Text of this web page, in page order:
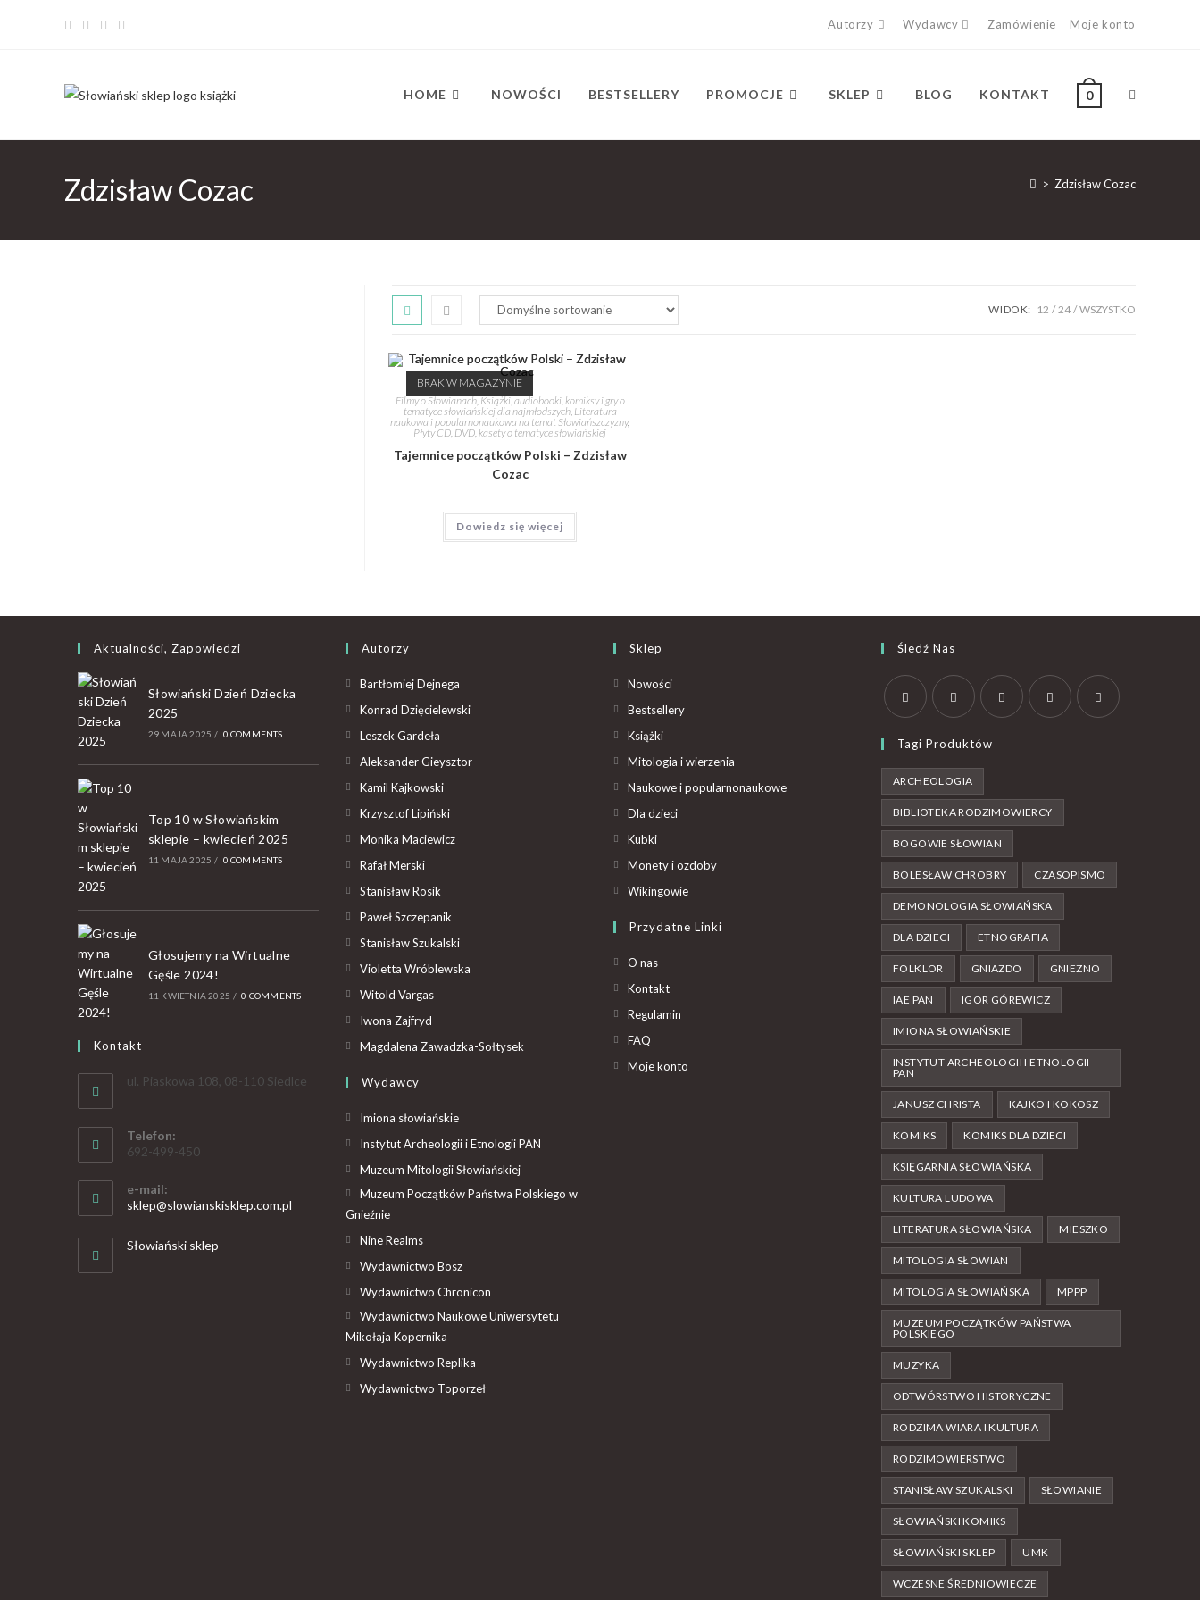
Autorzy Wydawcy Zamówienie Moje konto
HOME NOWOŚCI BESTSELLERY PROMOCJE SKLEP BLOG KONTAKT 0
Zdzisław Cozac > Zdzisław Cozac
WIDOK: 12 24 WSZYSTKO
BRAK W MAGAZYNIE
Filmy o Słowianach, Książki, audiobooki, komiksy i gry o
tematyce słowiańskiej dla najmłodszych, Literatura
naukowa i popularnonaukowa na temat Słowiańszczyzny,
Płyty CD, DVD, kasety o tematyce słowiańskiej
Tajemnice początków Polski – Zdzisław
Cozac
Dowiedz się więcej
Aktualności, Zapowiedzi
Słowiański Dzień Dziecka
2025
29 MAJA 2025 / 0 COMMENTS
Top 10 w Słowiańskim
sklepie – kwiecień 2025
11 MAJA 2025 / 0 COMMENTS
Głosujemy na Wirtualne
Gęśle 2024!
11 KWIETNIA 2025 / 0 COMMENTS
Kontakt
ul. Piaskowa 108, 08-110 Siedlce
Telefon:
692-499-450
e-mail:
sklep@slowianskisklep.com.pl
Słowiański sklep
Autorzy
Bartłomiej Dejnega
Konrad Dzięcielewski
Leszek Gardeła
Aleksander Gieysztor
Kamil Kajkowski
Krzysztof Lipiński
Monika Maciewicz
Rafał Merski
Stanisław Rosik
Paweł Szczepanik
Stanisław Szukalski
Violetta Wróblewska
Witold Vargas
Iwona Zajfryd
Magdalena Zawadzka-Sołtysek
Wydawcy
Imiona słowiańskie
Instytut Archeologii i Etnologii PAN
Muzeum Mitologii Słowiańskiej
Muzeum Początków Państwa Polskiego w
Gnieźnie
Nine Realms
Wydawnictwo Bosz
Wydawnictwo Chronicon
Wydawnictwo Naukowe Uniwersytetu
Mikołaja Kopernika
Wydawnictwo Replika
Wydawnictwo Toporzeł
Sklep
Nowości
Bestsellery
Książki
Mitologia i wierzenia
Naukowe i popularnonaukowe
Dla dzieci
Kubki
Monety i ozdoby
Wikingowie
Przydatne Linki
O nas
Kontakt
Regulamin
FAQ
Moje konto
Śledź Nas
Tagi Produktów
ARCHEOLOGIA
BIBLIOTEKA RODZIMOWIERCY
BOGOWIE SŁOWIAN
BOLESŁAW CHROBRY CZASOPISMO
DEMONOLOGIA SŁOWIAŃSKA
DLA DZIECI ETNOGRAFIA
FOLKLOR GNIAZDO GNIEZNO
IAE PAN IGOR GÓREWICZ
IMIONA SŁOWIAŃSKIE
INSTYTUT ARCHEOLOGII I ETNOLOGII
PAN
JANUSZ CHRISTA KAJKO I KOKOSZ
KOMIKS KOMIKS DLA DZIECI
KSIĘGARNIA SŁOWIAŃSKA
KULTURA LUDOWA
LITERATURA SŁOWIAŃSKA MIESZKO
MITOLOGIA SŁOWIAN
MITOLOGIA SŁOWIAŃSKA MPPP
MUZEUM POCZĄTKÓW PAŃSTWA
POLSKIEGO
MUZYKA
ODTWÓRSTWO HISTORYCZNE
RODZIMA WIARA I KULTURA
RODZIMOWIERSTWO
STANISŁAW SZUKALSKI SŁOWIANIE
SŁOWIAŃSKI KOMIKS
SŁOWIAŃSKI SKLEP UMK
WCZESNE ŚREDNIOWIECZE